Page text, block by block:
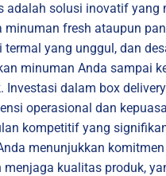
adalah solusi inovatif yang
fresh ataupun
yang unggul, dan
minuman Anda sampai
Investasi dalam box
operasional dan
kompetitif yang
menunjukkan
kualitas produk,